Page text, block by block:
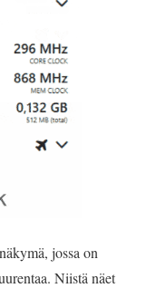
jossa on
Niistä näet